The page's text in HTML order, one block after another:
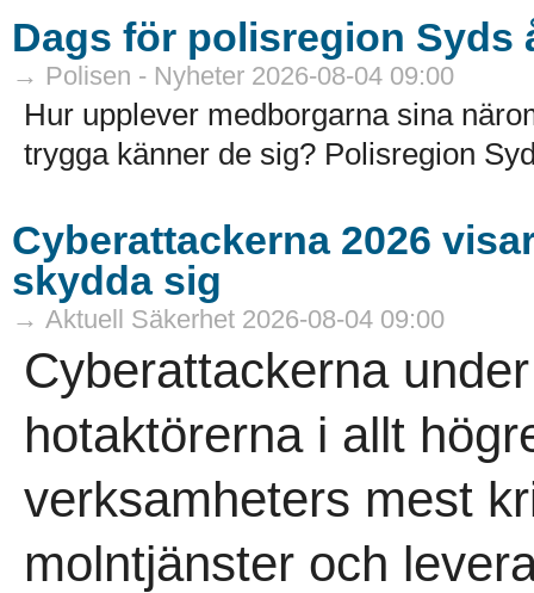
Dags för polisregion
→ Polisen - Nyheter 2026-08-04 09:00
Hur upplever medborgarna sina
trygga känner de sig? Polisregion
Cyberattackerna 2026
skydda sig
→ Aktuell Säkerhet 2026-08-04 09:00
Cyberattackerna
hotaktörerna i allt
verksamheters mest
molntjänster och